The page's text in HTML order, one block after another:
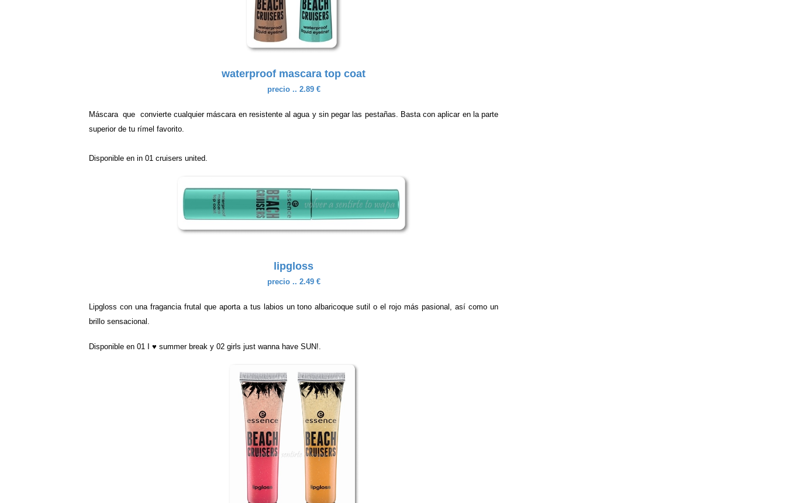
waterproof mascara top coat
precio .. 2.89 €
Máscara que convierte cualquier máscara en resistente al agua y sin pegar las pestañas. Basta con aplicar en la parte
superior de tu rímel favorito.
Disponible en in 01 cruisers united.
lipgloss
precio .. 2.49 €
Lipgloss con una fragancia frutal que aporta a tus labios un tono albaricoque sutil o el rojo más pasional, así como un
brillo sensacional.
Disponible en 01 I ♥ summer break y 02 girls just wanna have SUN!.